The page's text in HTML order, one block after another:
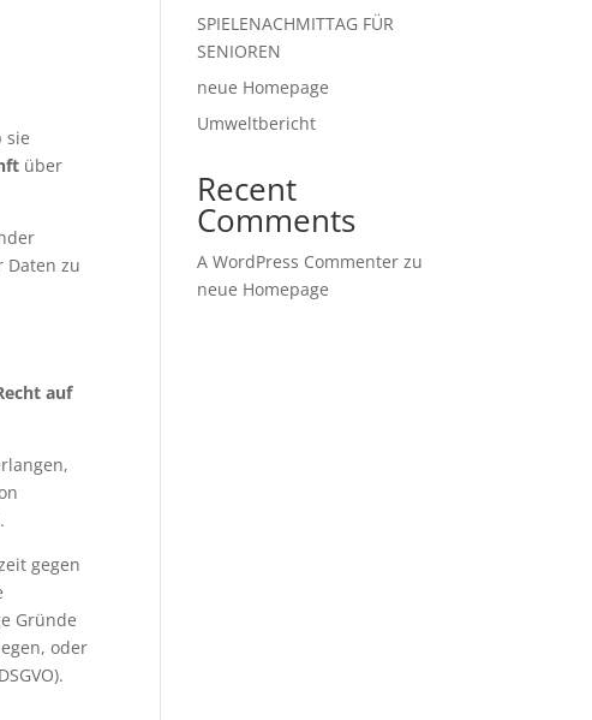
sie
über
Daten zu
auf
gegen
Gründe
oder
SPIELENACHMITTAG FÜR
SENIOREN
neue Homepage
Umweltbericht
Recent
Comments
A WordPress Commenter zu
neue Homepage